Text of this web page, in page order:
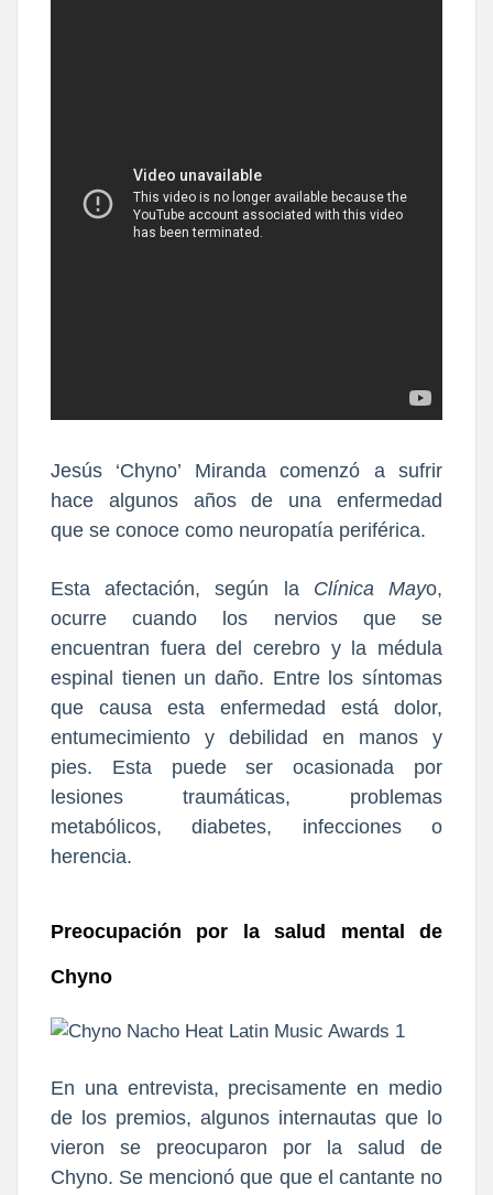
Jesús ‘Chyno’ Miranda comenzó a sufrir
hace algunos años de una enfermedad
que se conoce como neuropatía periférica.
Esta afectación, según la Clínica Mayo,
ocurre cuando los nervios que se
encuentran fuera del cerebro y la médula
espinal tienen un daño. Entre los síntomas
que causa esta enfermedad está
dolor,
entumecimiento y debilidad en manos y
pies. Esta puede ser ocasionada por
lesiones traumáticas, problemas
metabólicos, diabetes, infecciones o
herencia.
Preocupación por la salud mental de
Chyno
En una entrevista, precisamente en medio
de los premios, algunos internautas que lo
vieron se preocuparon por la salud de
Chyno. Se mencionó que que el cantante no